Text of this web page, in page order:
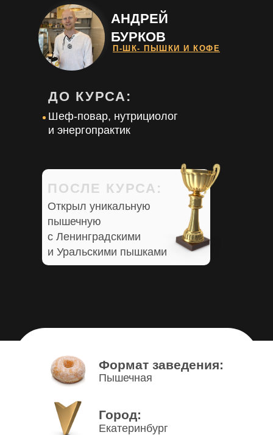
Шеф-повар, нутрициолог
и энергопрактик
ДО КУРСА:
АНДРЕЙ
БУРКОВ
П-ШК- ПЫШКИ И КОФЕ
Открыл уникальную
пышечную
с Ленинградскими
и Уральскими пышками
ПОСЛЕ КУРСА:
Формат заведения:
Пышечная
Город:
Екатеринбург